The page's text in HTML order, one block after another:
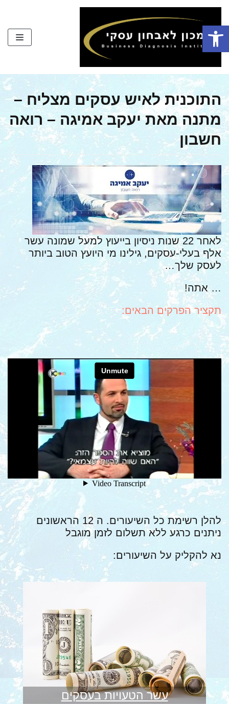
פתח סרגל נגישות
content
התוכנית לאיש עסקים מצליח –
מתנה מאת יעקב אמיגה – רואה
חשבון
לאחר 22 שנות ניסיון בייעוץ למעל שמונה עשר
אלף בעלי-עסקים, גילינו מי היועץ הטוב ביותר
לעסק שלך…
… אתה!
תקציר הפרקים הבאים:
להלן רשימת כל השיעורים. ה 12 הראשונים
ניתנים כרגע ללא תשלום לזמן מוגבל
נא להקליק על השיעורים:
עשר הטעויות בעסקים